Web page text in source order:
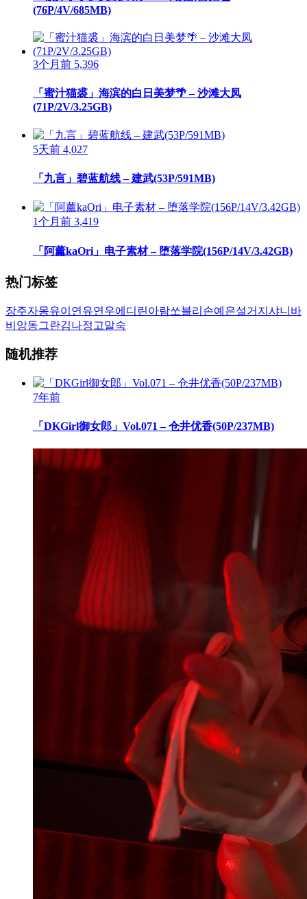
(76P/4V/685MB)
3个月前 5,396
「蜜汁猫裘」海滨的白日美梦🌴 – 沙滩大凤
(71P/2V/3.25GB)
5天前 4,027
「九言」碧蓝航线 – 建武(53P/591MB)
1个月前 3,419
「阿薰kaOri」电子素材 – 堕落学院(156P/14V/3.42GB)
热门标签
장주자몽유이 연유연우에디린아람쏘블리 손예은설거지 샤니 바
비앙동그란김나정 고말숙
随机推荐
7年前
「DKGirl御女郎」Vol.071 – 仓井优香(50P/237MB)